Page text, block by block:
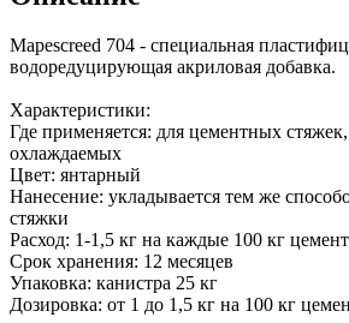
Mapescreed 704 - специальная
водоредуцирующая акриловая добавка.
Характеристики:
Где применяется: для цементных
охлаждаемых
Цвет: янтарный
Нанесение: укладывается тем же
стяжки
Расход: 1-1,5 кг на каждые 100 кг
Срок хранения: 12 месяцев
Упаковка: канистра 25 кг
Дозировка: от 1 до 1,5 кг на 100 кг